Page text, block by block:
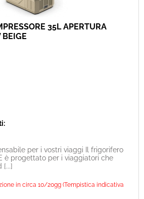
35L APERTURA
per i vostri viaggi Il frigorifero
è progettato per i viaggiatori che
[...]
in circa 10/20gg (Tempistica indicativa